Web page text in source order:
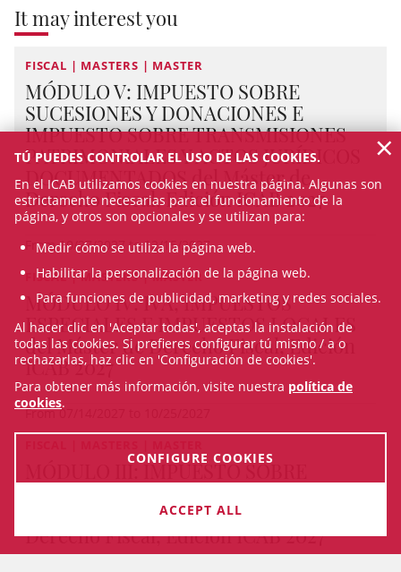
It may interest you
FISCAL | MASTERS | MASTER
MÓDULO V: IMPUESTO SOBRE
SUCESIONES Y DONACIONES E
IMPUESTO SOBRE TRANSMISIONES
PATRIMONIALES Y ACTOS JURÍDICOS
DOCUMENTADOS del Máster de
Derecho Fiscal, Edición ICAB 2027
From 10/27/2027 to 12/15/2027
FISCAL | MASTERS | MASTER
MÓDULO IV: IVA, IMPUESTOS
ESPECIALES E IMPUESTOS LOCALES
del Máster de Derecho Fiscal, Edición
ICAB 2027
From 07/14/2027 to 10/25/2027
MÓDULO III: IMPUESTO SOBRE
NO RESIDENTES del Máster de
Derecho Fiscal, Edición ICAB 2027
TÚ PUEDES CONTROLAR EL USO DE LAS COOKIES.
En el ICAB utilizamos cookies en nuestra página. Algunas son
estrictamente necesarias para el funcionamiento de la
página, y otros son opcionales y se utilizan para:
Medir cómo se utiliza la página web.
Habilitar la personalización de la página web.
Para funciones de publicidad, marketing y redes sociales.
Al hacer clic en 'Aceptar todas', aceptas la instalación de
todas las cookies. Si prefieres configurar tú mismo / a o
rechazarlas, haz clic en 'Configuración de cookies'.
Para obtener más información, visite nuestra política de
cookies.
CONFIGURE COOKIES
ACCEPT ALL
×